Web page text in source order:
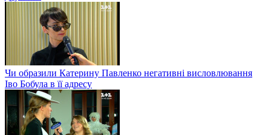
Чи образили Катерину Павленко негативні висловлювання
Іво Бобула в її адресу